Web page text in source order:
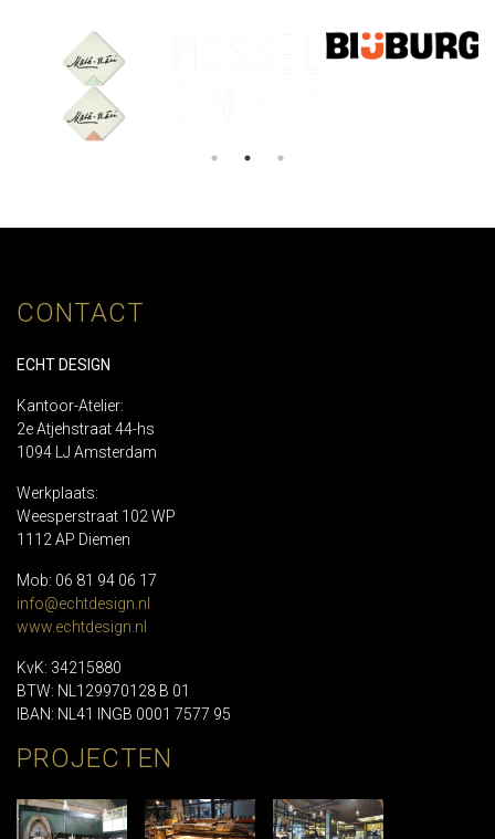
CONTACT
ECHT DESIGN
Kantoor-Atelier:
2e Atjehstraat 44-hs
1094 LJ Amsterdam
Werkplaats:
Weesperstraat 102 WP
1112 AP Diemen
Mob: 06 81 94 06 17
info@echtdesign.nl
www.echtdesign.nl
KvK: 34215880
BTW: NL129970128 B 01
IBAN: NL41 INGB 0001 7577 95
PROJECTEN